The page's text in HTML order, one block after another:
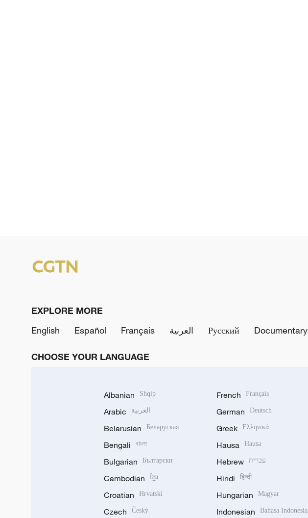
EXPLORE MORE
English
Español Français العربية Русский Documentary
CHOOSE YOUR LANGUAGE
Albanian Shqip
Arabic العربية
Belarusian Беларуская
Bengali বাংলা
Bulgarian Български
Cambodian ខ្មែរ
Croatian Hrvatski
Czech Český
French Français
German Deutsch
Greek Ελληνικά
Hausa Hausa
Hebrew עברית
Hindi हिन्दी
Hungarian Magyar
Indonesian Bahasa Indonesia